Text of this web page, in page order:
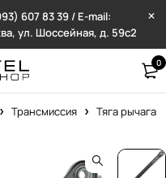
607 83 39 / E-mail:
ул. Шоссейная, д. 59с2
0
Трансмиссия
Тяга рычага